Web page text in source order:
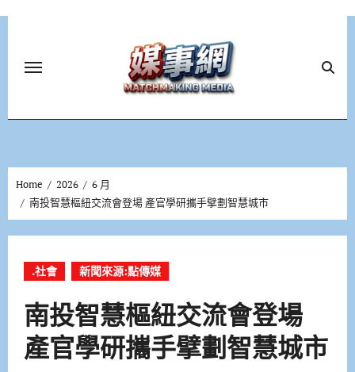
Home 2026
6 月
南投智慧樞紐交流會登場 產官學研攜手擘劃智慧城市
.社會 新聞來源:點傳媒
南投智慧樞紐交流會登場
產官學研攜手擘劃智慧城市